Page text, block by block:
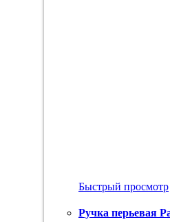
Быстрый просмотр
Ручка перьевая